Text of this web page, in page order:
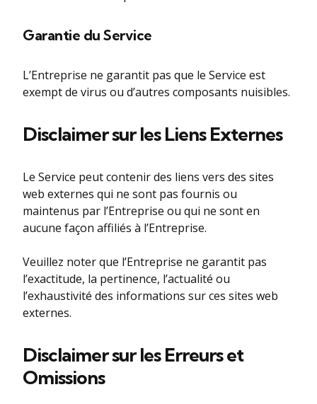
Garantie du Service
L’Entreprise ne garantit pas que le Service est
exempt de virus ou d’autres composants nuisibles.
Disclaimer sur les Liens Externes
Le Service peut contenir des liens vers des sites
web externes qui ne sont pas fournis ou
maintenus par l’Entreprise ou qui ne sont en
aucune façon affiliés à l’Entreprise.
Veuillez noter que l’Entreprise ne garantit pas
l’exactitude, la pertinence, l’actualité ou
l’exhaustivité des informations sur ces sites web
externes.
Disclaimer sur les Erreurs et
Omissions